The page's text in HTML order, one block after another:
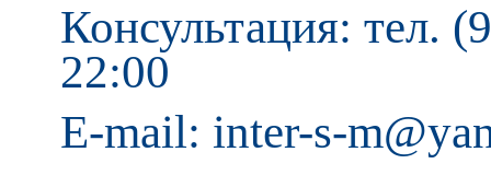
Консультация: тел.
22:00
E-mail: inter-s-